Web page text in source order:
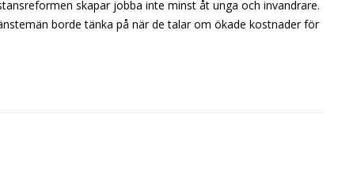
skapar jobba inte minst åt unga och invandrare.
borde tänka på när de talar om ökade kostnader för